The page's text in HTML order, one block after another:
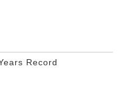
Record